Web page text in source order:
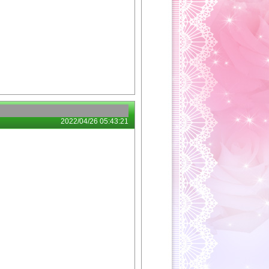
2022/04/26 05:43:21